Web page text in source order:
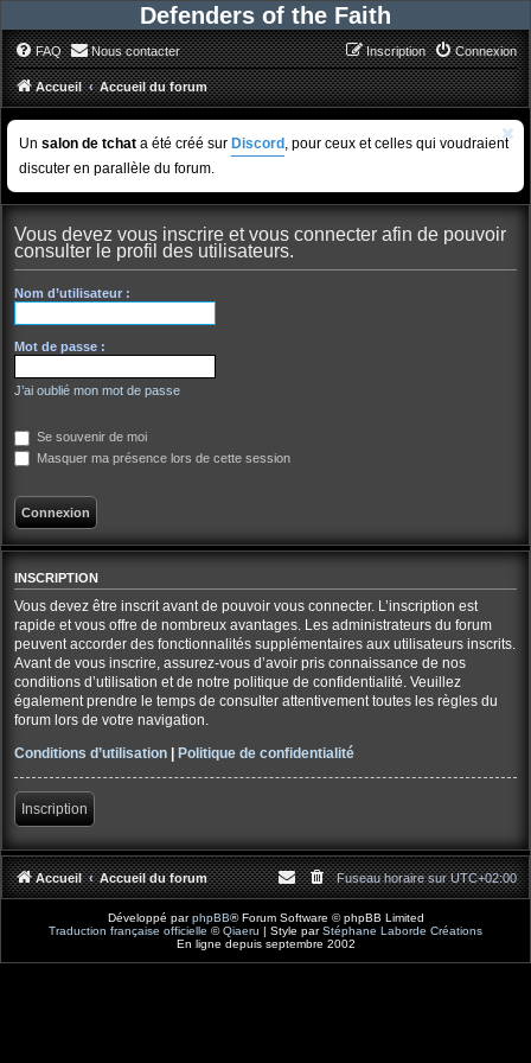
Defenders of the Faith
FAQ Nous contacter Connexion
Inscription
Accueil Accueil du forum
Un salon de tchat a été créé sur Discord , pour ceux et celles qui voudraient
discuter en parallèle du forum.
Vous devez vous inscrire et vous connecter afin de pouvoir
consulter le profil des utilisateurs.
Nom d’utilisateur :
Mot de passe :
J’ai oublié mon mot de passe
Se souvenir de moi
Masquer ma présence lors de cette session
INSCRIPTION
Vous devez être inscrit avant de pouvoir vous connecter. L’inscription est
rapide et vous offre de nombreux avantages. Les administrateurs du forum
peuvent accorder des fonctionnalités supplémentaires aux utilisateurs inscrits.
Avant de vous inscrire, assurez-vous d’avoir pris connaissance de nos
conditions d’utilisation et de notre politique de confidentialité. Veuillez
également prendre le temps de consulter attentivement toutes les règles du
forum lors de votre navigation.
Conditions d’utilisation | Politique de confidentialité
Inscription
Accueil Accueil du forum Fuseau horaire surUTC+02:00
Développé parphpBB® Forum Software © phpBB Limited
Traduction française officielle ©Qiaeru | Style parStéphane Laborde Créations
En ligne depuis septembre 2002